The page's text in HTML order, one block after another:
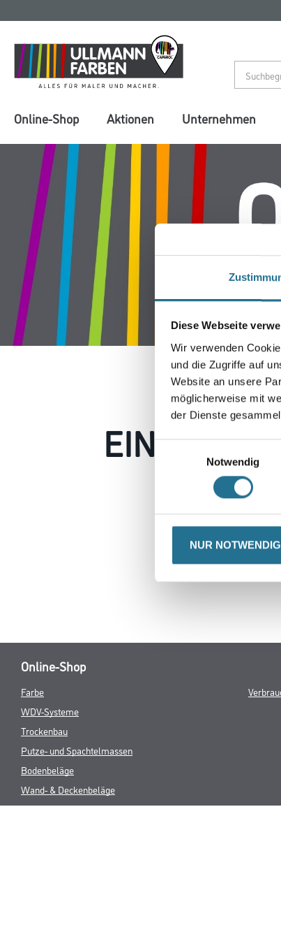
Diese Webseite
Wir verwenden
und die Zugriffe auf
Website an unsere
möglicherweise mit
der Dienste
Notwendig
NUR
springen
springen
Online-Shop Aktionen Unternehmen
EIN
Keine Sorge,
Online-Shop
Farbe
WDV-Systeme
Trockenbau
Putze- und Spachtelmassen
Bodenbeläge
Wand- & Deckenbeläge
Werkzeug & Maschinen